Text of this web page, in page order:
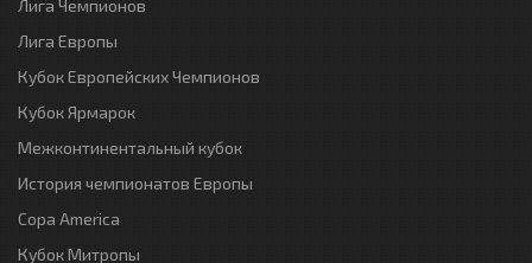
Лига Чемпионов
Лига Европы
Кубок Европейских Чемпионов
Кубок Ярмарок
Межконтинентальный кубок
История чемпионатов Европы
Copa America
Кубок Митропы